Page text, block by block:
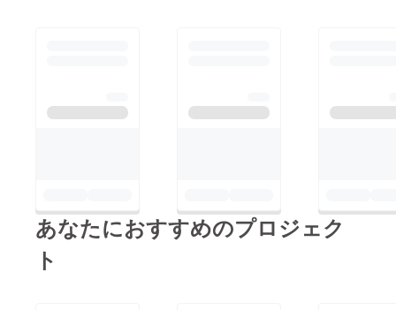
あなたにおすすめのプロジェク
ト